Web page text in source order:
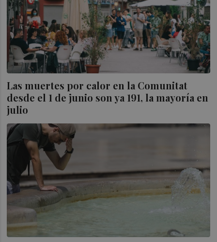
Las muertes por calor en la Comunitat
desde el 1 de junio son ya 191, la mayoría en
julio